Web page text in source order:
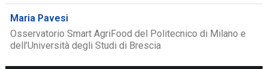
Maria Pavesi
Osservatorio Smart AgriFood del Politecnico di Milano e
dell’Università degli Studi di Brescia